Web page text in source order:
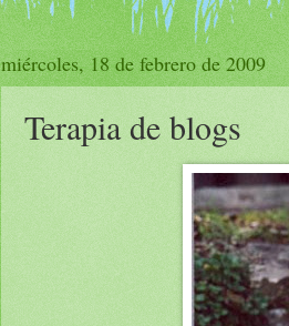
miércoles, 18 de febrero de 2009
Terapia de blogs